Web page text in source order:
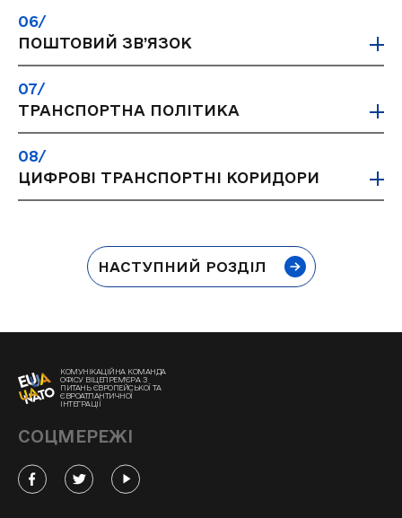
06/
ПОШТОВИЙ ЗВ’ЯЗОК
07/
ТРАНСПОРТНА ПОЛІТИКА
08/
ЦИФРОВІ ТРАНСПОРТНІ КОРИДОРИ
НАСТУПНИЙ РОЗДІЛ
КОМУНІКАЦІЙНА КОМАНДА
ОФІСУ ВІЦЕПРЕМ'ЄРА З
ПИТАНЬ ЄВРОПЕЙСЬКОЇ ТА
ЄВРОАТЛАНТИЧНОЇ
ІНТЕГРАЦІЇ
СОЦМЕРЕЖІ